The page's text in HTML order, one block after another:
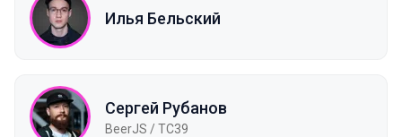
Илья Бельский
Сергей Рубанов
BeerJS / TC39